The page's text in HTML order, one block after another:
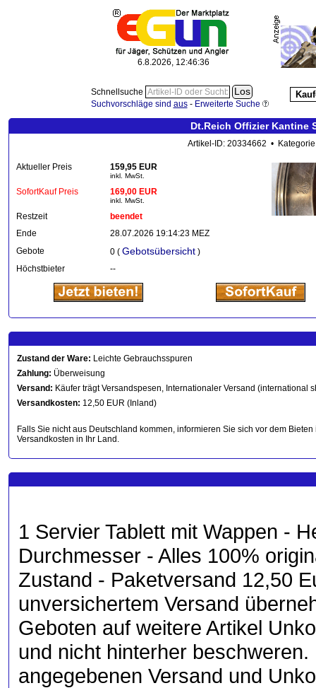
6.8.2026, 12:46:37
Schnellsuche
Suchvorschläge sind aus- Erweiterte Suche
Dt.Reich Offizier Kantine
Artikel-ID: 20334662 •
Aktueller Preis 159,95 EUR
inkl. MwSt.
SofortKauf Preis 169,00 EUR
inkl. MwSt.
Restzeit
beendet
Ende
28.07.2026 19:14:23 MEZ
Gebote
0 ( Gebotsübersicht )
Höchstbieter
--
Zustand der Ware: Leichte Gebrauchsspuren
Zahlung: Überweisung
Versand: Käufer trägt Versandspesen, Internationaler Versand (international
Versandkosten: 12,50 EUR (Inland)
Falls Sie nicht aus Deutschland kommen, informieren Sie sich vor dem
Versandkosten in Ihr Land.
1 Servier Tablett mit Wappen -
Durchmesser - Alles 100%
Zustand - Paketversand 12,50
unversichertem Versand
Geboten auf weitere Artikel
und nicht hinterher
angegebenen Versand und